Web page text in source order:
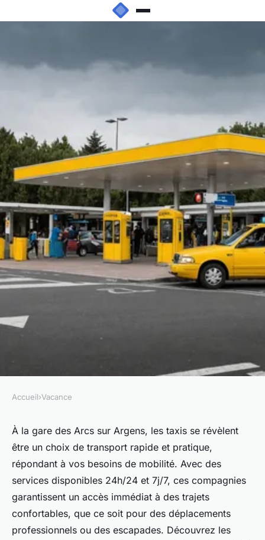
Taxi gare des arcs sur argens :
transport pratique et rapide
Gaspard• 14 septembre 2024•3 min de lecture
Accueil›Vacance
À la gare des Arcs sur Argens, les taxis se révèlent
être un choix de transport rapide et pratique,
répondant à vos besoins de mobilité. Avec des
services disponibles 24h/24 et 7j/7, ces compagnies
garantissent un accès immédiat à des trajets
confortables, que ce soit pour des déplacements
professionnels ou des escapades. Découvrez les